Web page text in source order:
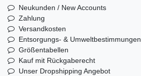
Neukunden / New Accounts
Zahlung
Versandkosten
Entsorgungs- & Umweltbestimmungen
Größentabellen
Kauf mit Rückgaberecht
Unser Dropshipping Angebot